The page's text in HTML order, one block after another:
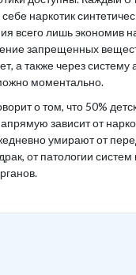
наркотик
всего лишь экономив
запрещенных
а также через систему
моментально.
о том, что 50%
зависит от
умирают от
от патологии систем